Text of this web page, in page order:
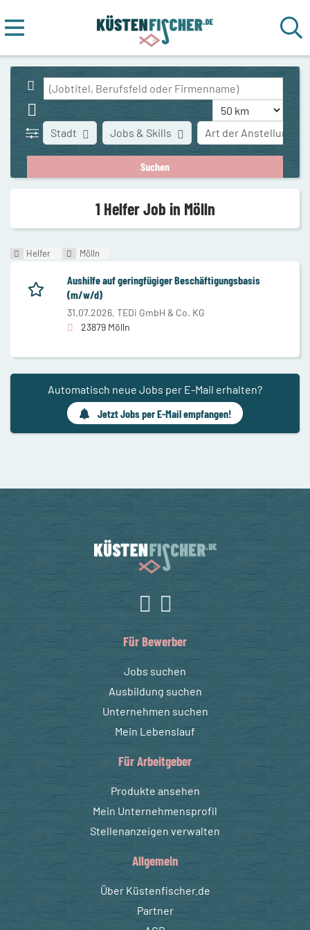
Stadt Art der Anstellung
Jobs & Skills
1 Helfer Job in Mölln
Helfer Mölln
Aushilfe auf geringfügiger Beschäftigungsbasis
(m/w/d)
31.07.2026, TEDi GmbH & Co. KG
23879 Mölln
Automatisch neue Jobs per E-Mail erhalten?
Jetzt Jobs per E-Mail empfangen!
Für Bewerber
Jobs suchen
Ausbildung suchen
Unternehmen suchen
Mein Lebenslauf
Für Arbeitgeber
Produkte ansehen
Mein Unternehmensprofil
Stellenanzeigen verwalten
Allgemein
Über Küstenfischer.de
Partner